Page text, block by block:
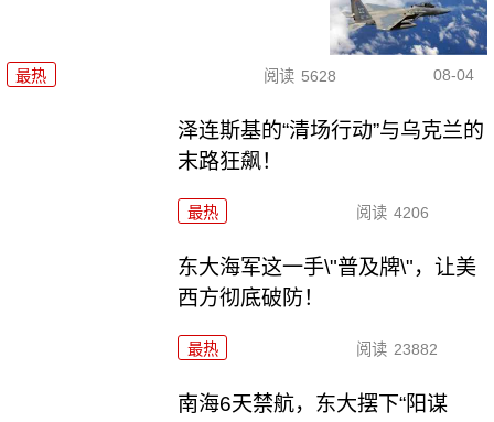
最热 阅读 5628 08-04
泽连斯基的“清场行动”与乌克兰的
末路狂飙！
最热 阅读 4206
东大海军这一手\"普及牌\"，让美
西方彻底破防！
最热 阅读 23882
南海6天禁航，东大摆下“阳谋